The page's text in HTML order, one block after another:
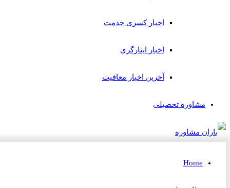
اخبار کسری خدمت
اخبار ایثارگری
آخرین اخبار معافیت
مشاوره تحصیلی
Home